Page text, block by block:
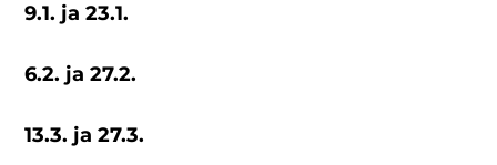
9.1. ja 23.1.
6.2. ja 27.2.
13.3. ja 27.3.